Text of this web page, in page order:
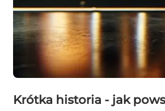
Krótka historia - jak